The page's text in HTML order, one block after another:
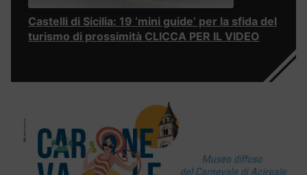
Castelli di Sicilia: 19 ‘mini guide’ per la sfida del
turismo di prossimità CLICCA PER IL VIDEO